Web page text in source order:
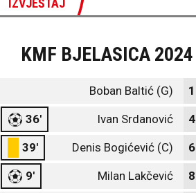
IZVJEŠTAJ
KMF BJELASICA 2024
Boban Baltić (G) 1
36' Ivan Srdanović 4
39' Denis Bogićević (C) 6
9' Milan Lakčević 8